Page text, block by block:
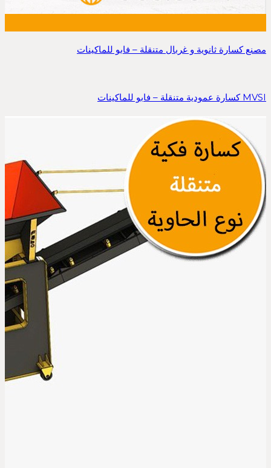
مصنع كسارة ثانوية و غربال متنقلة – فابو للماكينات
MVSI كسارة عمودية متنقلة – فابو للماكينات